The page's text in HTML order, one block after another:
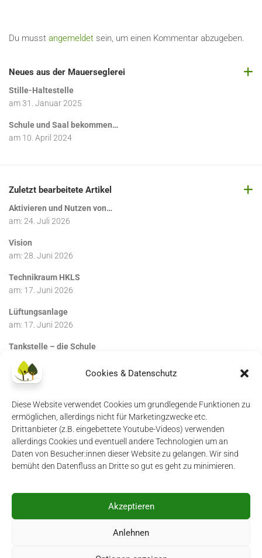
Cookies & Datenschutz
Diese Website verwendet Cookies um grundlegende Funktionen zu
ermöglichen, allerdings nicht für Marketingzwecke etc.
Drittanbieter (z.B. eingebettete Youtube-Videos) verwenden
allerdings Cookies und eventuell andere Technologien um an
Daten von Besucher:innen dieser Website zu gelangen. Wir sind
bemüht den Datenfluss an Dritte so gut es geht zu minimieren.
Akzeptieren
Anlehnen
Du musst angemeldet sein, um einen Kommentar abzugeben.
Neues aus der Mauerseglerei
Stille-Haltestelle
am31. Januar 2025
Schule und Saal bekommen…
am 10. April 2024
Zuletzt bearbeitete Artikel
Aktivieren und Nutzen von…
am: 24. Juli 2026
Vision
am: 28. Juni 2026
Technikraum HKLS
am: 17. Juni 2026
Lüftungsanlage
am: 17. Juni 2026
Tankstelle – die Schule
am:17. Juni 2026
Impressum Datenschutzerklärung
Mauerseglerei © 2026. All Rights Reserved.